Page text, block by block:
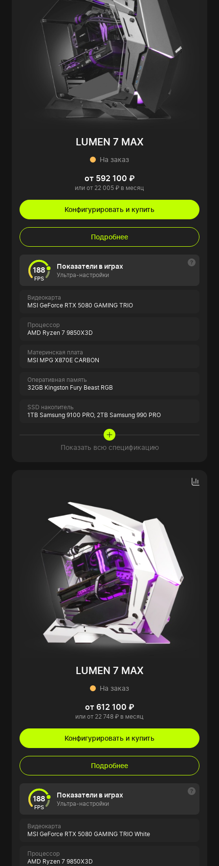
LUMEN 7 MAX
На заказ
от 592 100 ₽
или от 22 005 ₽ в месяц
Конфигурировать и купить
Подробнее
188
FPS
Показатели в играх
Ультра-настройки
Видеокарта
MSI GeForce RTX 5080 GAMING TRIO
Процессор
AMD Ryzen 7 9850X3D
Материнская плата
MSI MPG X870E CARBON
Оперативная память
32GB Kingston Fury Beast RGB
SSD накопитель
1TB Samsung 9100 PRO, 2TB Samsung 990 PRO
Показать всю спецификацию
LUMEN 7 MAX
На заказ
от 612 100 ₽
или от 22 748 ₽ в месяц
Конфигурировать и купить
Подробнее
188
FPS
Показатели в играх
Ультра-настройки
Видеокарта
MSI GeForce RTX 5080 GAMING TRIO White
Процессор
AMD Ryzen 7 9850X3D